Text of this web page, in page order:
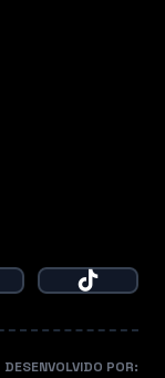
DESENVOLVIDO POR: